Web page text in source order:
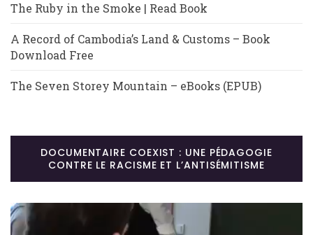
The Ruby in the Smoke | Read Book
A Record of Cambodia’s Land & Customs – Book
Download Free
The Seven Storey Mountain – eBooks (EPUB)
DOCUMENTAIRE COEXIST : UNE PÉDAGOGIE
CONTRE LE RACISME ET L’ANTISÉMITISME
Lecteur
vidéo